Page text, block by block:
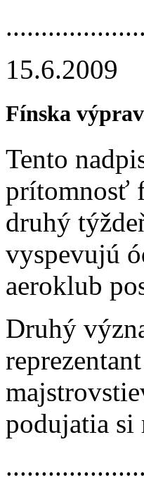
15.6.2009
Fínska
Tento
prítomnosť
druhý
vyspevujú
aeroklub
Druhý
podujatia